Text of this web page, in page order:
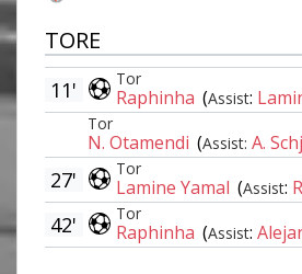
TORE
Tor
Raphinha (Assist:
11'
Tor
N. Otamendi (Assist: A.
Tor
Lamine Yamal (Assist:
27'
Tor
Raphinha (Assist:
42'